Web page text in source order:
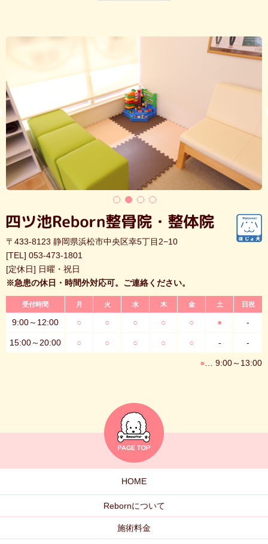
〒433-8123 静岡県浜松市中央区幸5丁目2−10
[TEL] 053-473-1801
[定休日] 日曜・祝日
※急患の休日・時間外対応可。ご連絡ください。
受付時間 月 火 水 木 金 土 日祝
9:00～12:00 ○ ○ ○ ○ ○ ● -
15:00～20:00 ○ ○ ○ ○ ○ - -
● … 9:00～13:00
HOME
Rebornについて
施術料金